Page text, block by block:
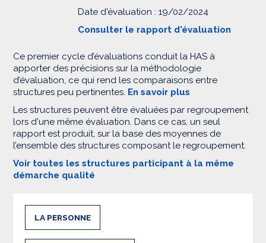
Date d'évaluation : 19/02/2024
Consulter le rapport d'évaluation
Ce premier cycle d’évaluations conduit la HAS à
apporter des précisions sur la méthodologie
d’évaluation, ce qui rend les comparaisons entre
structures peu pertinentes. En savoir plus
Les structures peuvent être évaluées par regroupement
lors d'une même évaluation. Dans ce cas, un seul
rapport est produit, sur la base des moyennes de
l’ensemble des structures composant le regroupement.
Voir toutes les structures participant à la même
démarche qualité
LA PERSONNE